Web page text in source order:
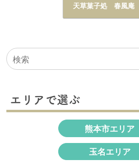
天草菓子処 春風庵
検
索
エリアで選ぶ
熊本市エリア
玉名エリア